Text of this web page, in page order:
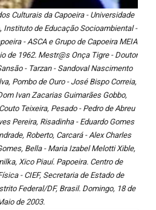
Culturais da Capoeira - Universidade
Instituto de Educação Socioambiental -
- ASCA e Grupo de Capoeira MEIA
de 1962. Mestr@s Onça Tigre - Doutor
- Tarzan - Sandoval Nascimento
Pombo de Ouro - José Bispo Correia,
Ivan Zacarias Guimarães Gobbo,
Teixeira, Pesado - Pedro de Abreu
Pereira, Risadinha - Eduardo Gomes
Roberto, Carcará - Alex Charles
Bella - Maria Izabel Melotti Xible,
Xico Piauí. Papoeira. Centro de
- CIEF, Secretaria de Estado de
Federal/DF, Brasil. Domingo, 18 de
de 2003.